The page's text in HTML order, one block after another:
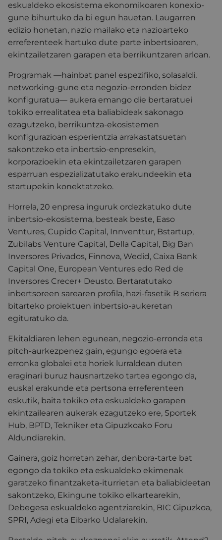
eskualdeko ekosistema ekonomikoaren konexio-
gune bihurtuko da bi egun hauetan. Laugarren
edizio honetan, nazio mailako eta nazioarteko
erreferenteek hartuko dute parte inbertsioaren,
ekintzailetzaren garapen eta berrikuntzaren arloan.
Programak —hainbat panel espezifiko, solasaldi,
networking-gune eta negozio-erronden bidez
konfiguratua— aukera emango die bertaratuei
tokiko errealitatea eta baliabideak sakonago
ezagutzeko, berrikuntza-ekosistemen
konfigurazioan esperientzia arrakastatsuetan
sakontzeko eta inbertsio-enpresekin,
korporazioekin eta ekintzailetzaren garapen
esparruan espezializatutako erakundeekin eta
startupekin konektatzeko.
Horrela, 20 enpresa inguruk ordezkatuko dute
inbertsio-ekosistema, besteak beste, Easo
Ventures, Cupido Capital, Innventtur, Bstartup,
Zubilabs Venture Capital, Della Capital, Big Ban
Inversores Privados, Finnova, Wedid, Caixa Bank
Capital One, European Ventures edo Red de
Inversores Crecer+ Deusto. Bertaratutako
inbertsoreen sarearen profila, hazi-fasetik B seriera
bitarteko proiektuen inbertsio-aukeretan
egituratuko da.
Ekitaldiaren lehen egunean, negozio-erronda eta
pitch-aurkezpenez gain, egungo egoera eta
erronka globalei eta horiek lurraldean duten
eraginari buruz hausnartzeko tartea egongo da,
euskal erakunde eta pertsona erreferenteen
eskutik, baita tokiko eta eskualdeko garapen
ekintzailearen aukerak ezagutzeko ere, Sportek
Hub, BPTD, Tekniker eta Gipuzkoako Foru
Aldundiarekin.
Gainera, goiz horretan zehar, denbora-tarte bat
egongo da tokiko eta eskualdeko ekimenak
garatzeko finantzaketa-iturrietan eta baliabideetan
sakontzeko, Ekingune tokiko elkartearekin,
Debegesa eskualdeko agentziarekin, BIC Gipuzkoa,
SPRI, Adegi eta Eibarko Udalarekin.